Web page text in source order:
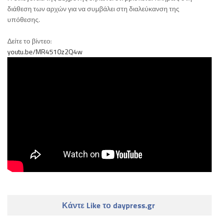
διάθεση των αρχών για να συμβάλει στη διαλεύκανση της
υπόθεσης.
Δείτε το βίντεο:
youtu.be/MR4510z2Q4w
Κάντε Like το daypress.gr